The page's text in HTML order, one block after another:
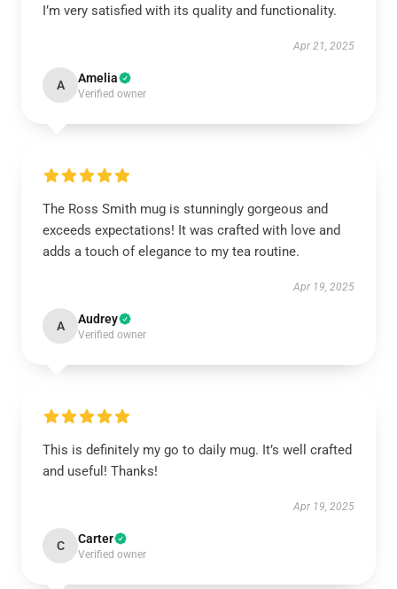
I’m very satisfied with its quality and functionality.
Apr 21, 2025
A Amelia
Verified owner
The Ross Smith mug is stunningly gorgeous and
exceeds expectations! It was crafted with love and
adds a touch of elegance to my tea routine.
Apr 19, 2025
A Audrey
Verified owner
This is definitely my go to daily mug. It’s well crafted
and useful! Thanks!
Apr 19, 2025
C Carter
Verified owner